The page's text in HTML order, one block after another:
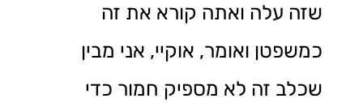
שזה עלה ואתה קורא את זה
כמשפטן ואומר, אוקיי, אני מבין
שכלב זה לא מספיק חמור כדי